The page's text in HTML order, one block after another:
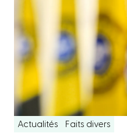
Actualités Faits divers